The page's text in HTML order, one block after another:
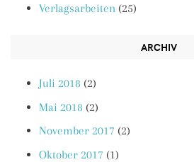
Verlagsarbeiten (25)
ARCHIV
Juli 2018 (2)
Mai 2018 (2)
November 2017 (2)
Oktober 2017 (1)